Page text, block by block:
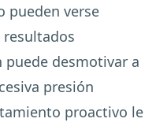
pueden verse
resultados
desmotivar a
presión
proactivo le